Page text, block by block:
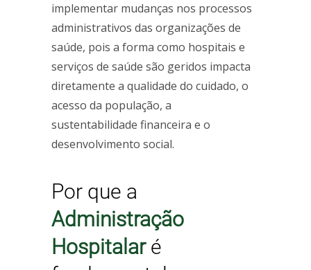
implementar mudanças nos processos
administrativos das organizações de
saúde, pois a forma como hospitais e
serviços de saúde são geridos impacta
diretamente a qualidade do cuidado, o
acesso da população, a
sustentabilidade financeira e o
desenvolvimento social.
Por que a
Administração
Hospitalaré